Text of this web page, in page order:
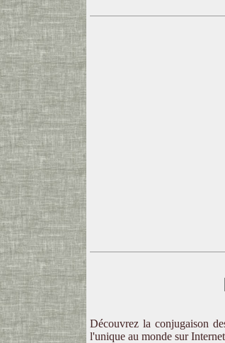
Découvrez la conjugaison
l'unique au monde sur